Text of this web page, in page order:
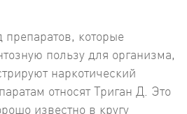
которые
пользу для организма,
наркотический
относят Триган Д. Это
известно в кругу